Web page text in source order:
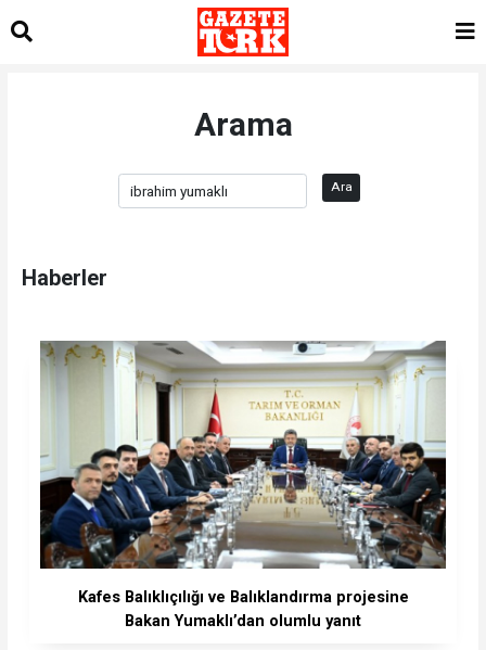
Arama
Ara
Haberler
Kafes Balıklıçılığı ve Balıklandırma projesine
Bakan Yumaklı’dan olumlu yanıt